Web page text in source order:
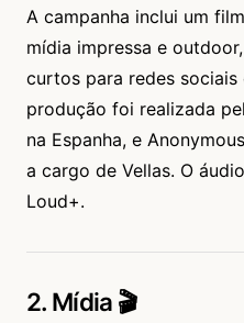
A campanha inclui um
mídia impressa e
curtos para redes sociais
produção foi realizada
na Espanha, e
a cargo de Vellas. O
Loud+.
2. Mídia 🎬